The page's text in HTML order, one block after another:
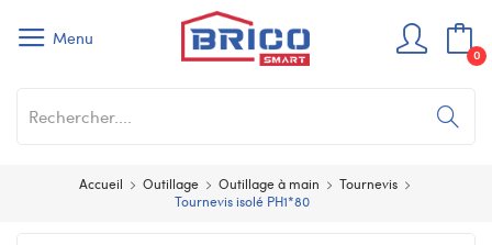
Menu
0
Accueil Outillage Outillage à main
Tournevis
Tournevis isolé PH1*80